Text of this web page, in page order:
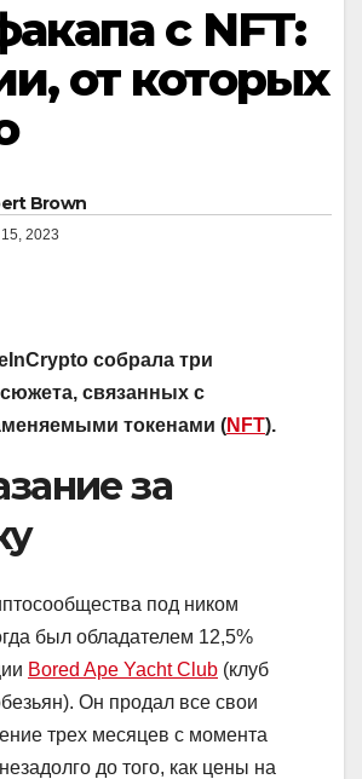
с NFT:
от которых
Brown
2023
собрала три
связанных с
токенами (NFT).
за
под ником
был обладателем 12,5%
Bored Ape Yacht Club (клуб
Он продал все свои
трех месяцев с момента
до того, как цены на